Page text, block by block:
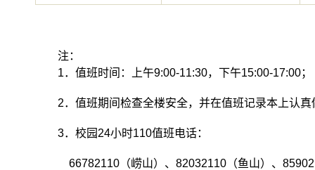
注：
1．值班时间：上午9:00-11:30，下午15:00-17:00；
2． 值班期间检查全楼安全，并在值班记录本上认
3．校园 24小时110值班电话：
66782110 （崂山）、 82032110 （鱼山）、